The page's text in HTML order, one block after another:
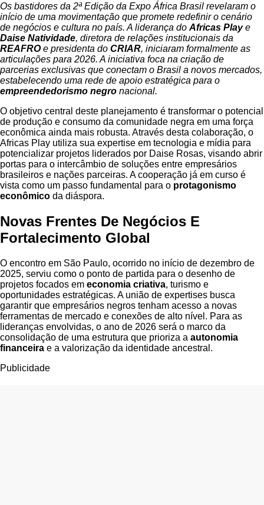
Os bastidores da 2ª Edição da Expo África Brasil revelaram o
início de uma movimentação que promete redefinir o cenário
de negócios e cultura no país. A liderança do Africas Playe
Daise Natividade, diretora de relações institucionais da
REAFROe presidenta do CRIAR, iniciaram formalmente as
articulações para 2026. A iniciativa foca na criação de
parcerias exclusivas que conectam o Brasil a novos mercados,
estabelecendo uma rede de apoio estratégica para o
empreendedorismo negro nacional.
O objetivo central deste planejamento é transformar o potencial
de produção e consumo da comunidade negra em uma força
econômica ainda mais robusta. Através desta colaboração, o
Africas Play utiliza sua expertise em tecnologia e mídia para
potencializar projetos liderados por Daise Rosas, visando abrir
portas para o intercâmbio de soluções entre empresários
brasileiros e nações parceiras. A cooperação já em curso é
vista como um passo fundamental para o protagonismo
econômico da diáspora.
Novas Frentes De Negócios E
Fortalecimento Global
O encontro em São Paulo, ocorrido no início de dezembro de
2025, serviu como o ponto de partida para o desenho de
projetos focados em economia criativa, turismo e
oportunidades estratégicas. A união de expertises busca
garantir que empresários negros tenham acesso a novas
ferramentas de mercado e conexões de alto nível. Para as
lideranças envolvidas, o ano de 2026 será o marco da
consolidação de uma estrutura que prioriza a autonomia
financeira e a valorização da identidade ancestral.
Publicidade